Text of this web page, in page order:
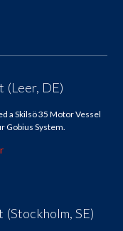
(Leer, DE)
a Skilsö 35 Motor Vessel
Gobius System.
(Stockholm, SE)